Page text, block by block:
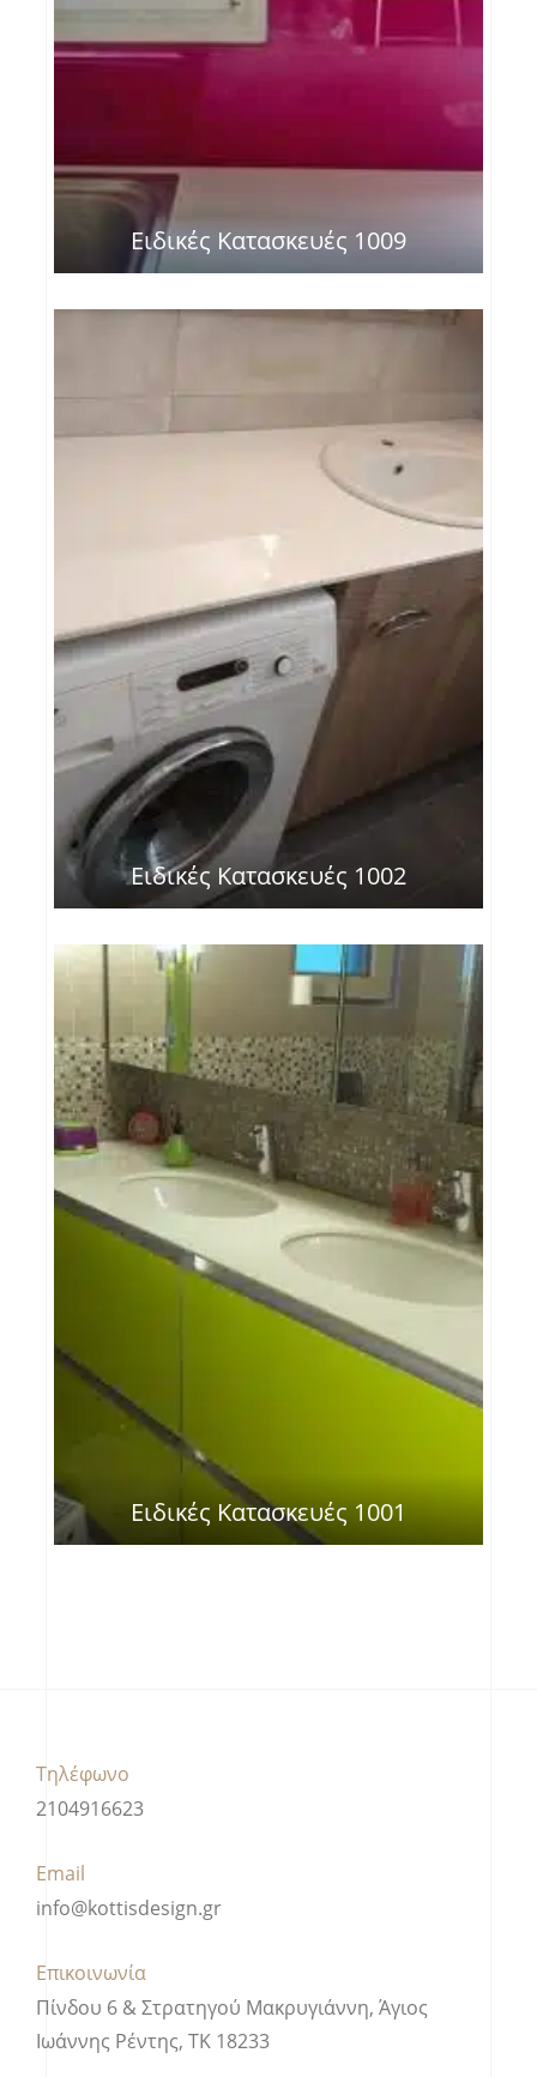
Ειδικές Κατασκευές 1009
Ειδικές Κατασκευές 1002
Ειδικές Κατασκευές 1001
Τηλέφωνο
2104916623
Email
info@kottisdesign.gr
Επικοινωνία
Πίνδου 6 & Στρατηγού Μακρυγιάννη, Άγιος
Ιωάννης Ρέντης, ΤΚ 18233